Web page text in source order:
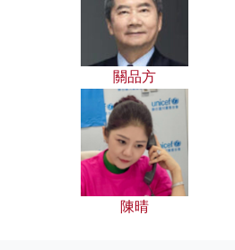
關品方
陳晴